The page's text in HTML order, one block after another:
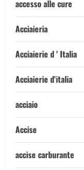
accesso alle cure
Acciaieria
Acciaierie d ' Italia
Acciaierie d'italia
acciaio
Accise
accise carburante